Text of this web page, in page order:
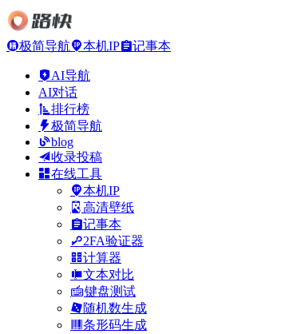
极简导航 本机IP 记事本
AI导航
AI对话
排行榜
极简导航
blog
收录投稿
在线工具
本机IP
高清壁纸
记事本
2FA验证器
计算器
文本对比
键盘测试
随机数生成
条形码生成